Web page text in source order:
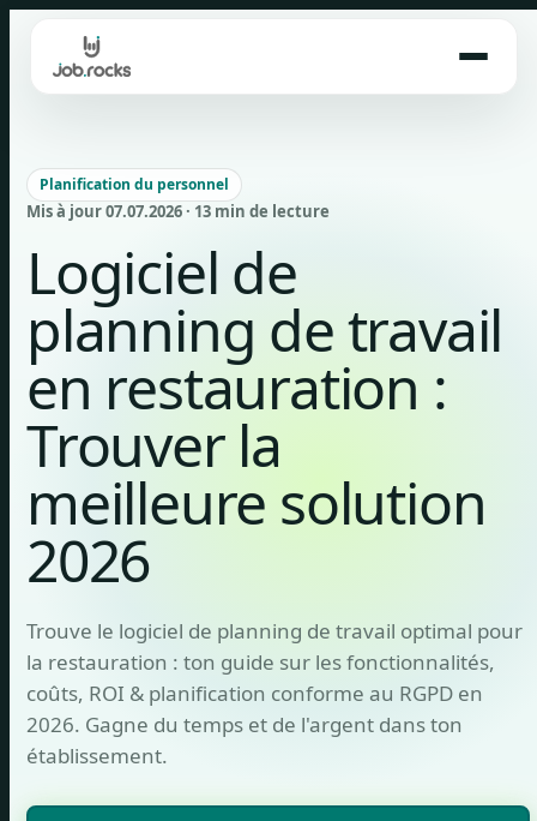
content
Planification du personnel
Mis à jour 07.07.2026 · 13 min de lecture
Logiciel de
planning de travail
en restauration :
Trouver la
meilleure solution
2026
Trouve le logiciel de planning de travail optimal pour
la restauration : ton guide sur les fonctionnalités,
coûts, ROI & planification conforme au RGPD en
2026. Gagne du temps et de l'argent dans ton
établissement.